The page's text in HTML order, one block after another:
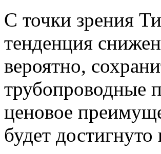
С точки зрения
тенденция
вероятно,
трубопроводные
ценовое
будет достигнуто